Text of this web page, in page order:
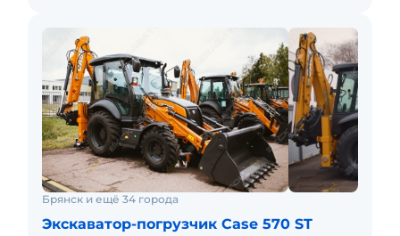
Брянск и ещё 34 города
Экскаватор-погрузчик Case 570 ST